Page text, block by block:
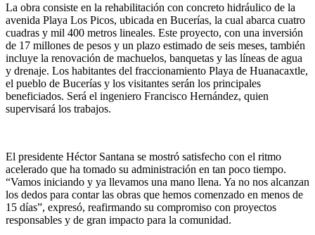
La obra consiste en la rehabilitación con concreto hidráulico de la
avenida Playa Los Picos, ubicada en Bucerías, la cual abarca cuatro
cuadras y mil 400 metros lineales. Este proyecto, con una inversión
de 17 millones de pesos y un plazo estimado de seis meses, también
incluye la renovación de machuelos, banquetas y las líneas de agua
y drenaje. Los habitantes del fraccionamiento Playa de Huanacaxtle,
el pueblo de Bucerías y los visitantes serán los principales
beneficiados. Será el ingeniero Francisco Hernández, quien
supervisará los trabajos.
El presidente Héctor Santana se mostró satisfecho con el ritmo
acelerado que ha tomado su administración en tan poco tiempo.
“Vamos iniciando y ya llevamos una mano llena. Ya no nos alcanzan
los dedos para contar las obras que hemos comenzado en menos de
15 días”, expresó, reafirmando su compromiso con proyectos
responsables y de gran impacto para la comunidad.